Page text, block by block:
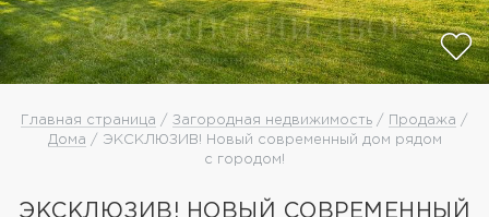
Главная страница / Загородная недвижимость / Продажа /
Дома / ЭКСКЛЮЗИВ! Новый современный дом рядом
с городом!
ЭКСКЛЮЗИВ! НОВЫЙ СОВРЕМЕННЫЙ